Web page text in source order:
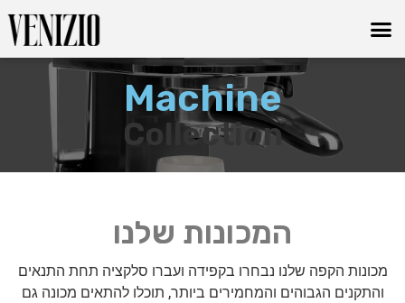
Machine
Collection
המכונות שלנו
מכונות הקפה שלנו נבחרו בקפידה ועברו סלקציה תחת התנאים
והתקנים הגבוהים והמחמירים ביותר, תוכלו להתאים מכונה גם